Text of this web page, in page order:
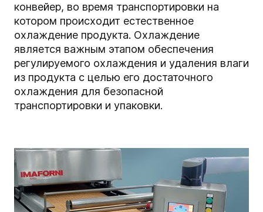
конвейер, во время транспортировки на
котором происходит естественное
охлаждение продукта. Охлаждение
является важным этапом обеспечения
регулируемого охлаждения и удаления влаги
из продукта с целью его достаточного
охлаждения для безопасной
транспортировки и упаковки.